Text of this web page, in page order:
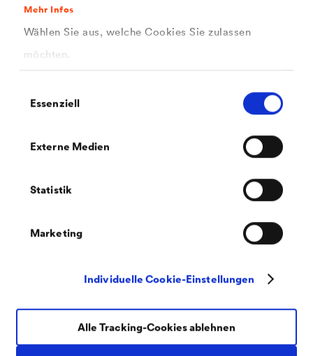
Mehr Infos
Wählen Sie aus, welche Cookies Sie zulassen
möchten.
Essenziell
Externe Medien
Statistik
Marketing
Individuelle Cookie-Einstellungen
Alle Tracking-Cookies ablehnen
Staatsbibliothek ,,Unter den Linden"
Berlin, DE
Berlin. Denn die leistungsfähige Flächendränage wurde unter
dem Plattenbelag einer Freifläche installiert, unter der sich
Bahai Garden